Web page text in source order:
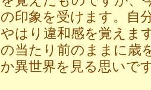
の印象を受けます。自
やはり違和感を覚えま
の当たり前のままに歳
か異世界を見る思いで